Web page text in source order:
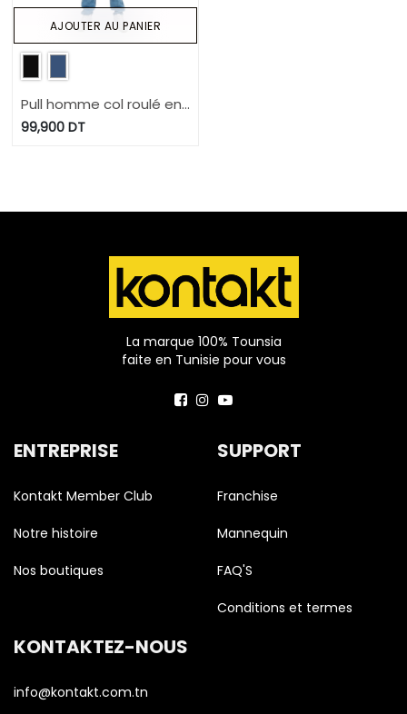
Pull homme col roulé en
maille fine
99,900DT
AJOUTER AU PANIER
La marque 100% Tounsia
faite en Tunisie pour vous
ENTREPRISE
Kontakt Member Club
Notre histoire
Nos boutiques
SUPPORT
Franchise
Mannequin
FAQ'S
Conditions et termes
KONTAKTEZ-NOUS
info@kontakt.com.tn